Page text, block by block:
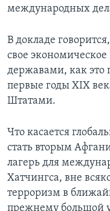
международных
В докладе
свое
державами, как это
первые годы XIX
Штатами.
Что касается
стать вторым
лагерь для
Хатчингса, вне
терроризм в
прежнему большой